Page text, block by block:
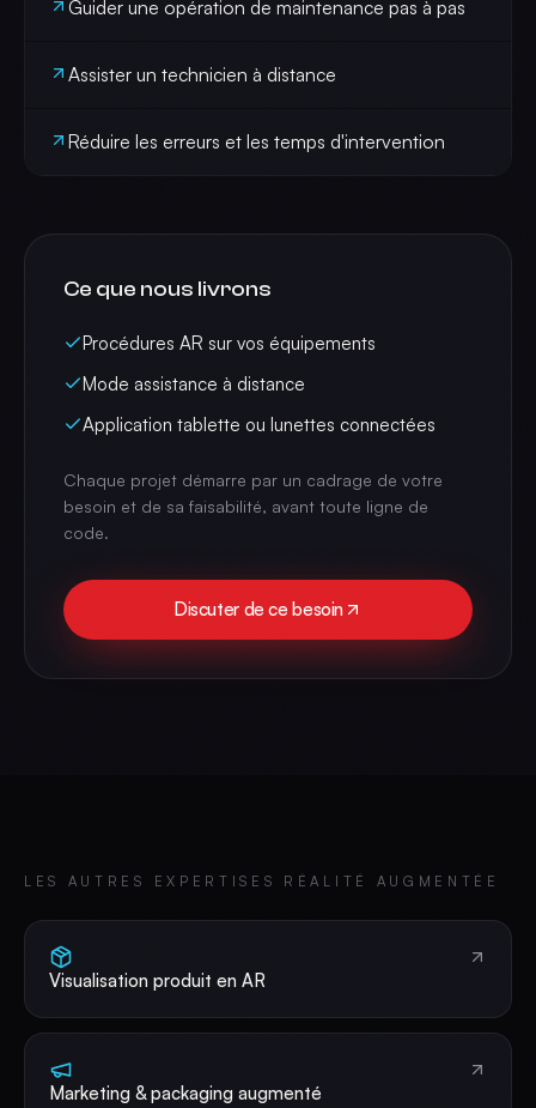
Guider une opération de maintenance pas à pas
Assister un technicien à distance
Réduire les erreurs et les temps d'intervention
Ce que nous livrons
Procédures AR sur vos équipements
Mode assistance à distance
Application tablette ou lunettes connectées
Chaque projet démarre par un cadrage de votre
besoin et de sa faisabilité, avant toute ligne de
code.
Discuter de ce besoin
LES AUTRES EXPERTISES RÉALITÉ AUGMENTÉE
Visualisation produit en AR
Marketing & packaging augmenté